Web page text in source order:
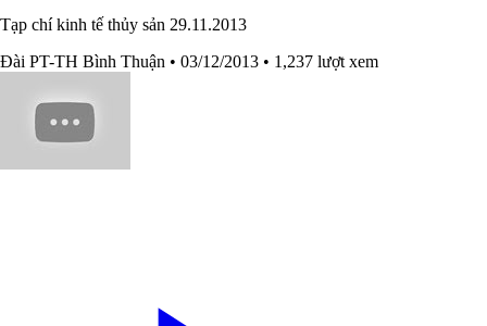
Tạp chí kinh tế thủy sản 29.11.2013
Đài PT-TH Bình Thuận • 03/12/2013 • 1,237 lượt xem